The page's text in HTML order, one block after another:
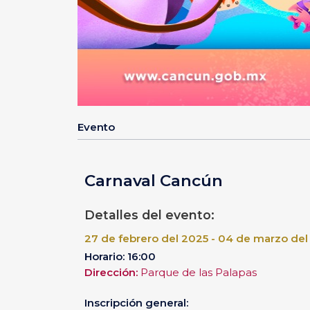
Evento
Carnaval Cancún
Detalles del evento:
27 de febrero del 2025 - 04 de marzo del
Horario: 16:00
Dirección: Parque de las Palapas
Inscripción general: